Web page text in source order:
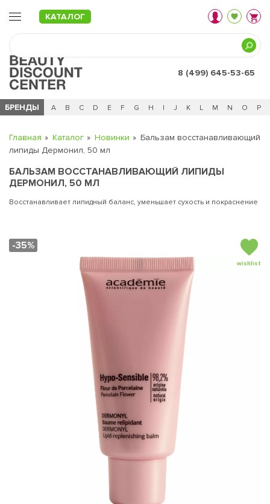
КАТАЛОГ
8 (499) 645-53-65
БРЕНДЫ
Ч 0 - 9 A B C D E F G H I J K L M N O P
Главная Каталог Новинки
Бальзам восстанавливающий
липиды Дермонил, 50 мл
БАЛЬЗАМ ВОССТАНАВЛИВАЮЩИЙ ЛИПИДЫ
ДЕРМОНИЛ, 50 МЛ
Восстанавливает липидный баланс, уменьшает сухость и покраснение
-35%
wishlist